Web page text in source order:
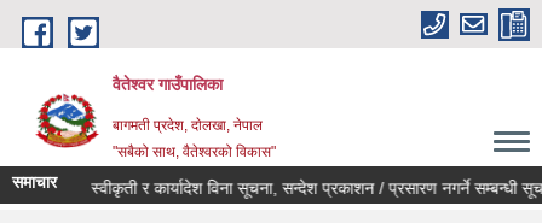
Skip to main content
वैतेश्वर गाउँपालिका
बागमती प्रदेश, दाेलखा, नेपाल
"सबैको साथ, वैतेश्वरको विकास"
समाचारपूर्व स्वीकृती र कार्यादेश विना सूचना, सन्देश प्रकाशन / प्रसारण नगर्ने सम्बन्धी सूचना ।